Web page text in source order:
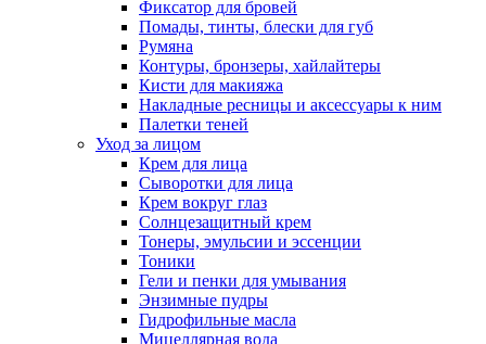
Фиксатор для бровей
Помады, тинты, блески для губ
Румяна
Контуры, бронзеры, хайлайтеры
Кисти для макияжа
Накладные ресницы и аксессуары к ним
Палетки теней
Уход за лицом
Крем для лица
Сыворотки для лица
Крем вокруг глаз
Солнцезащитный крем
Тонеры, эмульсии и эссенции
Тоники
Гели и пенки для умывания
Энзимные пудры
Гидрофильные масла
Мицеллярная вода